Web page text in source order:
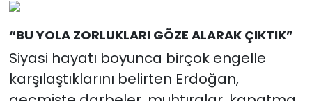
“BU YOLA ZORLUKLARI GÖZE ALARAK ÇIKTIK”
Siyasi hayatı boyunca birçok engelle
karşılaştıklarını belirten Erdoğan,